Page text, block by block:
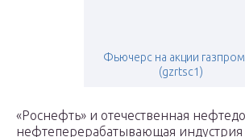
Фьючерс на акции
(gzrtsc1)
«Роснефть» и отечественная
нефтеперерабатывающая индустрия